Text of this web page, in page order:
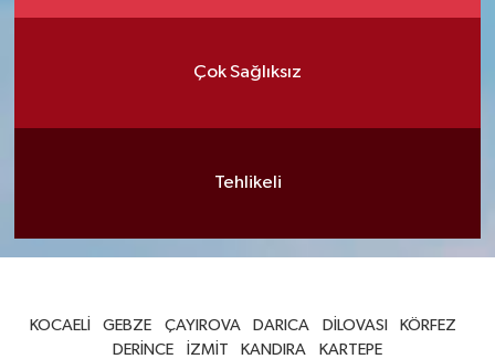
Çok Sağlıksız
Tehlikeli
KOCAELİ GEBZE ÇAYIROVA DARICA DİLOVASI
KÖRFEZ
DERİNCE
İZMİT KANDIRA KARTEPE